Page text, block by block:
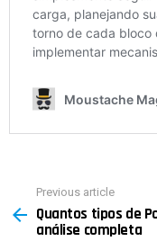
more
Previous article
Quantos tipos de
análise completa